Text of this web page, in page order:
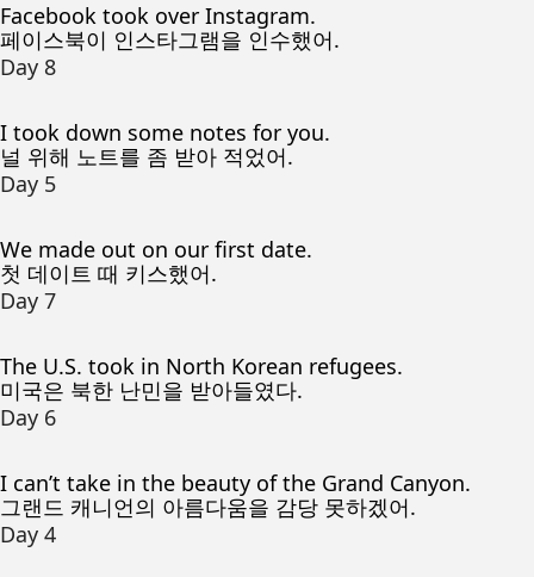
Facebook took over Instagram.
페이스북이 인스타그램을 인수했어.
Day 8
I took down some notes for you.
널 위해 노트를 좀 받아 적었어.
Day 5
We made out on our first date.
첫 데이트 때 키스했어.
Day 7
The U.S. took in North Korean refugees.
미국은 북한 난민을 받아들였다.
Day 6
I can’t take in the beauty of the Grand Canyon.
그랜드 캐니언의 아름다움을 감당 못하겠어.
Day 4